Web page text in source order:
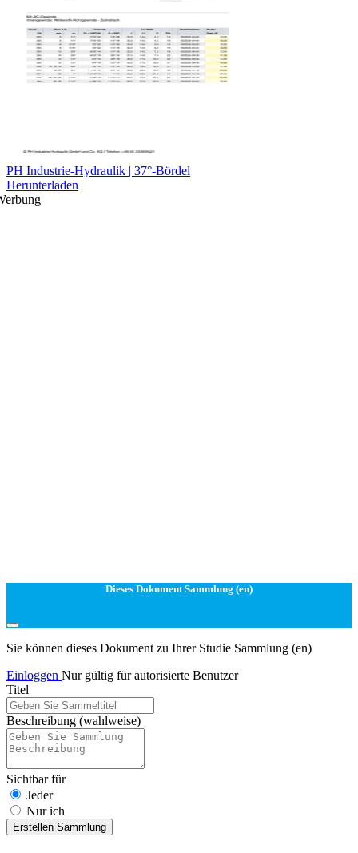
PH Industrie-Hydraulik | 37°-Bördel
Herunterladen
Dieses Dokument Sammlung (en)
Sie können dieses Dokument zu Ihrer Studie Sammlung (en)
Einloggen Nur gültig für autorisierte Benutzer
Titel
Beschreibung (wahlweise)
Sichtbar für
Jeder
Nur ich
Erstellen Sammlung